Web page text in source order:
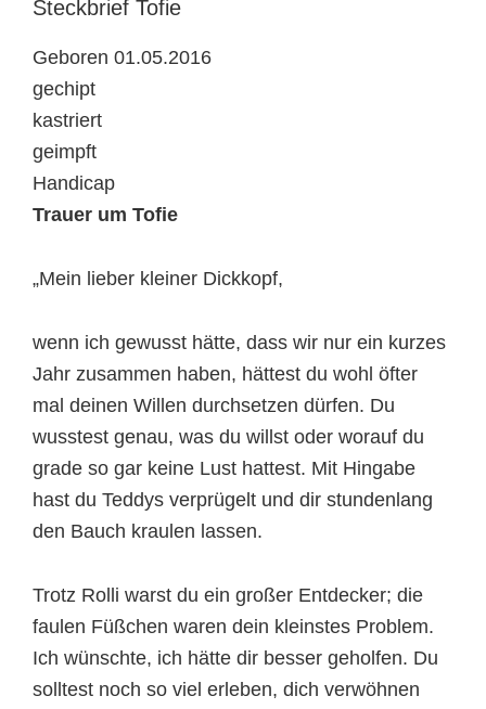
Steckbrief Tofie
Geboren 01.05.2016
gechipt
kastriert
geimpft
Handicap
Trauer um Tofie
„Mein lieber kleiner Dickkopf,
wenn ich gewusst hätte, dass wir nur ein kurzes
Jahr zusammen haben, hättest du wohl öfter
mal deinen Willen durchsetzen dürfen. Du
wusstest genau, was du willst oder worauf du
grade so gar keine Lust hattest. Mit Hingabe
hast du Teddys verprügelt und dir stundenlang
den Bauch kraulen lassen.
Trotz Rolli warst du ein großer Entdecker; die
faulen Füßchen waren dein kleinstes Problem.
Ich wünschte, ich hätte dir besser geholfen. Du
solltest noch so viel erleben, dich verwöhnen